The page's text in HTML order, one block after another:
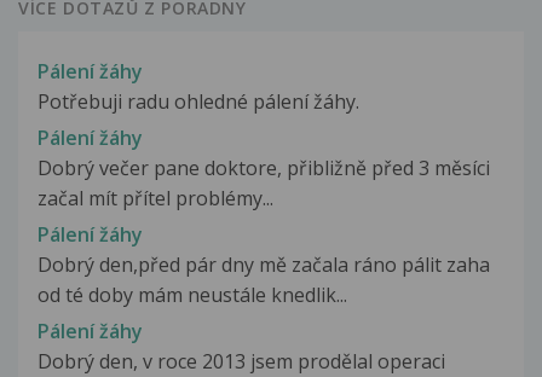
VÍCE DOTAZŮ Z PORADNY
Pálení žáhy
Potřebuji radu ohledné pálení žáhy.
Pálení žáhy
Dobrý večer pane doktore, přibližně před 3 měsíci
začal mít přítel problémy...
Pálení žáhy
Dobrý den,před pár dny mě začala ráno pálit zaha
od té doby mám neustále knedlik...
Pálení žáhy
Dobrý den, v roce 2013 jsem prodělal operaci